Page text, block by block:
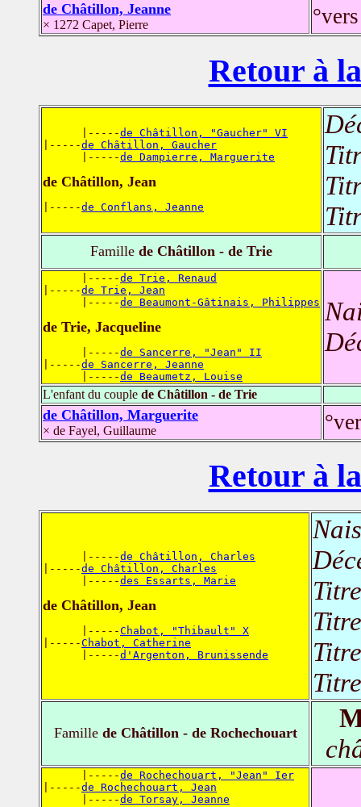
de Châtillon, Jeanne
× 1272 Capet, Pierre
Retour à
      |-----
de Châtillon, "Gaucher" VI
|-----de Châtillon, Gaucher
      |-----
de Dampierre, Marguerite
de Châtillon, Jean
|-----de Conflans, Jeanne
Famille de Châtillon - de Trie
      |-----
de Trie, Renaud
|-----de Trie, Jean
      |-----
de Beaumont-Gâtinais, Philippes
de Trie, Jacqueline
      |-----
de Sancerre, "Jean" II
|-----de Sancerre, Jeanne
      |-----
de Beaumetz, Louise
L'enfant du couple de Châtillon - de Trie
de Châtillon, Marguerite
× de Fayel, Guillaume
Retour à
      |-----
de Châtillon, Charles
|-----de Châtillon, Charles
      |-----
des Essarts, Marie
de Châtillon, Jean
      |-----
Chabot, "Thibault" X
|-----Chabot, Catherine
      |-----
d'Argenton, Brunissende
Famillede Châtillon - de Rochechouart
      |-----
de Rochechouart, "Jean" Ier
|-----de Rochechouart, Jean
      |-----
de Torsay, Jeanne